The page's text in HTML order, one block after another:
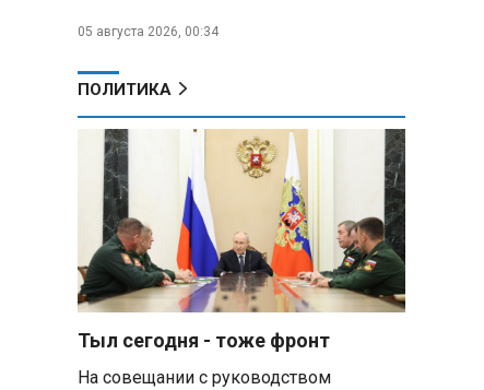
05 августа 2026, 00:34
ПОЛИТИКА
Тыл сегодня - тоже фронт
На совещании с руководством